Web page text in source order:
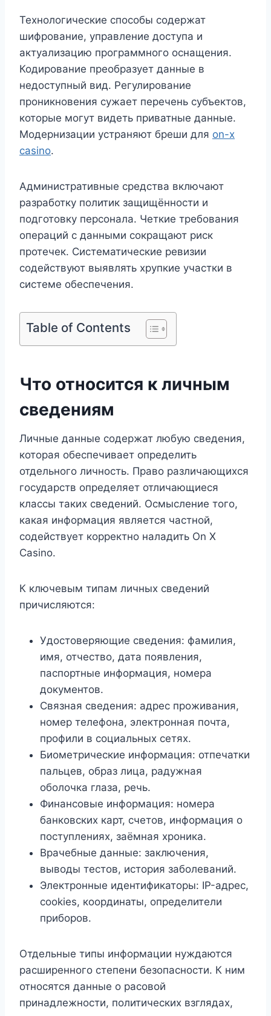
Технологические способы содержат
шифрование, управление доступа и
актуализацию программного оснащения.
Кодирование преобразует данные в
недоступный вид. Регулирование
проникновения сужает перечень субъектов,
которые могут видеть приватные данные.
Модернизации устраняют бреши для on-x
casino.
Административные средства включают
разработку политик защищённости и
подготовку персонала. Четкие требования
операций с данными сокращают риск
протечек. Систематические ревизии
содействуют выявлять хрупкие участки в
системе обеспечения.
Table of Contents
Что относится к личным
сведениям
Личные данные содержат любую сведения,
которая обеспечивает определить
отдельного личность. Право различающихся
государств определяет отличающиеся
классы таких сведений. Осмысление того,
какая информация является частной,
содействует корректно наладить On X
Casino.
К ключевым типам личных сведений
причисляются:
Удостоверяющие сведения: фамилия,
имя, отчество, дата появления,
паспортные информация, номера
документов.
Связная сведения: адрес проживания,
номер телефона, электронная почта,
профили в социальных сетях.
Биометрические информация: отпечатки
пальцев, образ лица, радужная
оболочка глаза, речь.
Финансовые информация: номера
банковских карт, счетов, информация о
поступлениях, заёмная хроника.
Врачебные данные: заключения,
выводы тестов, история заболеваний.
Электронные идентификаторы: IP-адрес,
cookies, координаты, определители
приборов.
Отдельные типы информации нуждаются
расширенного степени безопасности. К ним
относятся данные о расовой
принадлежности, политических взглядах,